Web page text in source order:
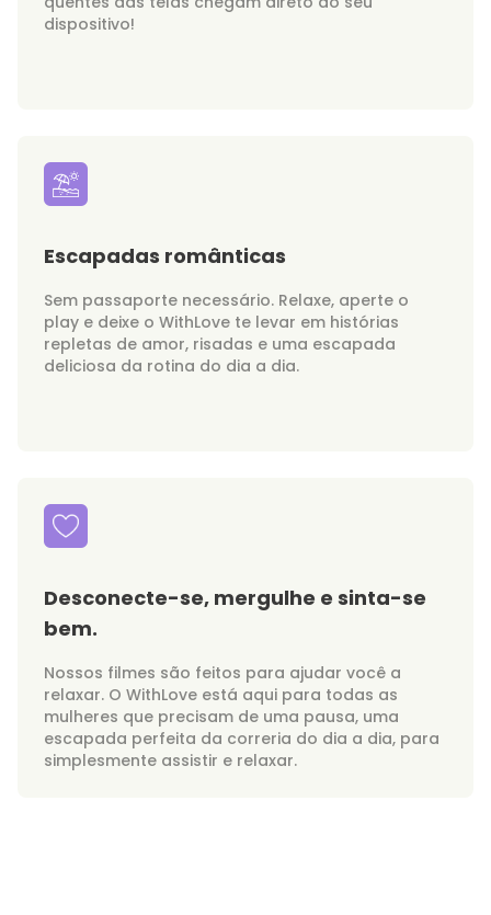
dispositivo!
Escapadas românticas
Sem passaporte necessário. Relaxe, aperte o
play e deixe o WithLove te levar em histórias
repletas de amor, risadas e uma escapada
deliciosa da rotina do dia a dia.
Desconecte-se, mergulhe e sinta-se
bem.
Nossos filmes são feitos para ajudar você a
relaxar. O WithLove está aqui para todas as
mulheres que precisam de uma pausa, uma
escapada perfeita da correria do dia a dia, para
simplesmente assistir e relaxar.